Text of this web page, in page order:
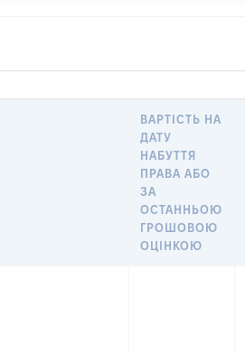
ВАРТІСТЬ НА
ДАТУ
НАБУТТЯ
ПРАВА АБО
ЗА
ОСТАННЬОЮ
ГРОШОВОЮ
ОЦІНКОЮ